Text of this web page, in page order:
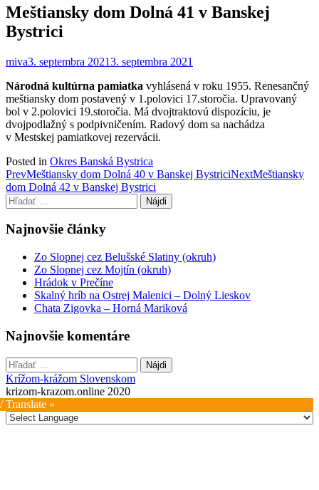
Meštiansky dom Dolná 41 v Banskej
Bystrici
miva3. septembra 20213. septembra 2021
Národná kultúrna pamiatka vyhlásená v roku 1955. Renesančný
meštiansky dom postavený v 1.polovici 17.storočia. Upravovaný
bol v 2.polovici 19.storočia. Má dvojtraktovú dispozíciu, je
dvojpodlažný s podpivničením. Radový dom sa nachádza
v Mestskej pamiatkovej rezervácii.
Posted in Okres Banská Bystrica
Post
navigation
PrevMeštiansky dom Dolná 40 v Banskej BystriciNextMeštiansky
dom Dolná 42 v Banskej Bystrici
Hľadať:
Najnovšie články
Zo Slopnej cez Belušské Slatiny (okruh)
Zo Slopnej cez Mojtín (okruh)
Hrádok v Prečíne
Skalný hríb na Ostrej Malenici – Dolný Lieskov
Chata Zigovka – Horná Mariková
Najnovšie komentáre
Hľadať:
Krížom-krážom Slovenskom
krizom-krazom.online 2020
Translate »